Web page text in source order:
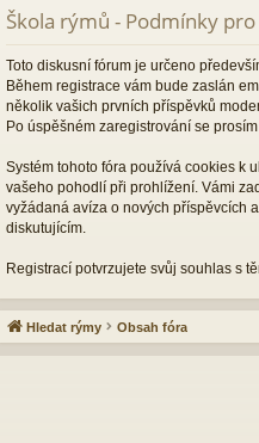
Škola rýmů - Podmínky
Toto diskusní fórum je určeno
Během registrace vám bude zaslán
několik vašich prvních příspěvků
Po úspěšném zaregistrování se
Systém tohoto fóra používá cookies k
vašeho pohodlí při prohlížení. Vámi
vyžádaná avíza o nových příspěvcích
diskutujícím.
Registrací potvrzujete svůj souhlas s
Hledat rýmy Obsah fóra